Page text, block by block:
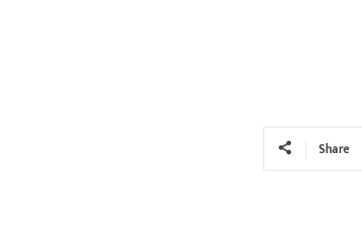
Share